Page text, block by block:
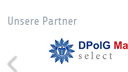
Unsere Partner